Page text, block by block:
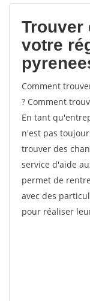
Trouver
votre
Comment
? Comment
En tant
n'est pas
trouver des
service d'aide
permet de
avec des
pour réaliser